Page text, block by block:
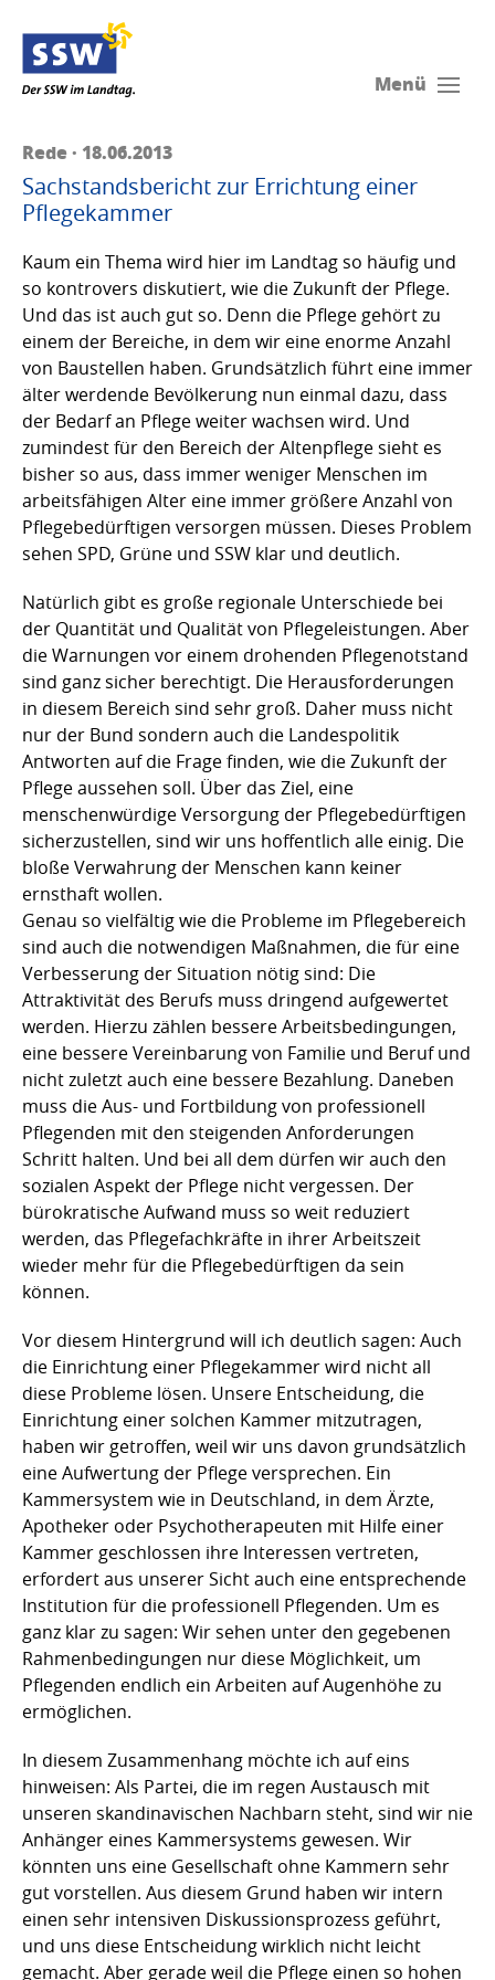
Menü
Rede · 18.06.2013
Sachstandsbericht zur Errichtung einer
Pflegekammer
Kaum ein Thema wird hier im Landtag so häufig und
so kontrovers diskutiert, wie die Zukunft der Pflege.
Und das ist auch gut so. Denn die Pflege gehört zu
einem der Bereiche, in dem wir eine enorme Anzahl
von Baustellen haben. Grundsätzlich führt eine immer
älter werdende Bevölkerung nun einmal dazu, dass
der Bedarf an Pflege weiter wachsen wird. Und
zumindest für den Bereich der Altenpflege sieht es
bisher so aus, dass immer weniger Menschen im
arbeitsfähigen Alter eine immer größere Anzahl von
Pflegebedürftigen versorgen müssen. Dieses Problem
sehen SPD, Grüne und SSW klar und deutlich.
Natürlich gibt es große regionale Unterschiede bei
der Quantität und Qualität von Pflegeleistungen. Aber
die Warnungen vor einem drohenden Pflegenotstand
sind ganz sicher berechtigt. Die Herausforderungen
in diesem Bereich sind sehr groß. Daher muss nicht
nur der Bund sondern auch die Landespolitik
Antworten auf die Frage finden, wie die Zukunft der
Pflege aussehen soll. Über das Ziel, eine
menschenwürdige Versorgung der Pflegebedürftigen
sicherzustellen, sind wir uns hoffentlich alle einig. Die
bloße Verwahrung der Menschen kann keiner
ernsthaft wollen.
Genau so vielfältig wie die Probleme im Pflegebereich
sind auch die notwendigen Maßnahmen, die für eine
Verbesserung der Situation nötig sind: Die
Attraktivität des Berufs muss dringend aufgewertet
werden. Hierzu zählen bessere Arbeitsbedingungen,
eine bessere Vereinbarung von Familie und Beruf und
nicht zuletzt auch eine bessere Bezahlung. Daneben
muss die Aus- und Fortbildung von professionell
Pflegenden mit den steigenden Anforderungen
Schritt halten. Und bei all dem dürfen wir auch den
sozialen Aspekt der Pflege nicht vergessen. Der
bürokratische Aufwand muss so weit reduziert
werden, das Pflegefachkräfte in ihrer Arbeitszeit
wieder mehr für die Pflegebedürftigen da sein
können.
Vor diesem Hintergrund will ich deutlich sagen: Auch
die Einrichtung einer Pflegekammer wird nicht all
diese Probleme lösen. Unsere Entscheidung, die
Einrichtung einer solchen Kammer mitzutragen,
haben wir getroffen, weil wir uns davon grundsätzlich
eine Aufwertung der Pflege versprechen. Ein
Kammersystem wie in Deutschland, in dem Ärzte,
Apotheker oder Psychotherapeuten mit Hilfe einer
Kammer geschlossen ihre Interessen vertreten,
erfordert aus unserer Sicht auch eine entsprechende
Institution für die professionell Pflegenden. Um es
ganz klar zu sagen: Wir sehen unter den gegebenen
Rahmenbedingungen nur diese Möglichkeit, um
Pflegenden endlich ein Arbeiten auf Augenhöhe zu
ermöglichen.
In diesem Zusammenhang möchte ich auf eins
hinweisen: Als Partei, die im regen Austausch mit
unseren skandinavischen Nachbarn steht, sind wir nie
Anhänger eines Kammersystems gewesen. Wir
könnten uns eine Gesellschaft ohne Kammern sehr
gut vorstellen. Aus diesem Grund haben wir intern
einen sehr intensiven Diskussionsprozess geführt,
und uns diese Entscheidung wirklich nicht leicht
gemacht. Aber gerade weil die Pflege einen so hohen